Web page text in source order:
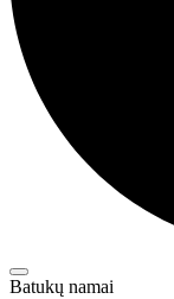
Batukų namai